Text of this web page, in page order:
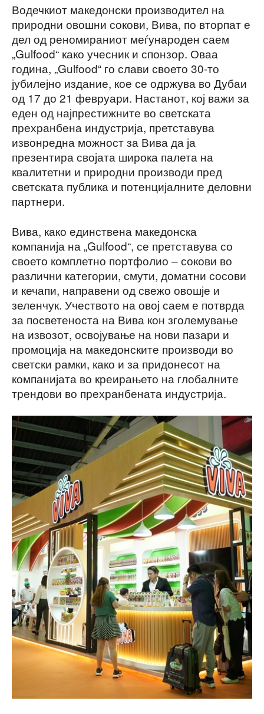
Водечкиот македонски производител на
природни овошни сокови, Вива, по вторпат е
дел од реномираниот меѓународен саем
„Gulfood“ како учесник и спонзор. Оваа
година, „Gulfood“ го слави своето 30-то
јубилејно издание, кое се одржува во Дубаи
од 17 до 21 февруари. Настанот, кој важи за
еден од најпрестижните во светската
прехранбена индустрија, претставува
извонредна можност за Вива да ја
презентира својата широка палета на
квалитетни и природни производи пред
светската публика и потенцијалните деловни
партнери.
Вива, како единствена македонска
компанија на „Gulfood“, се претставува со
своето комплетно портфолио – сокови во
различни категории, смути, доматни сосови
и кечапи, направени од свежо овошје и
зеленчук. Учеството на овој саем е потврда
за посветеноста на Вива кон зголемување
на извозот, освојување на нови пазари и
промоција на македонските производи во
светски рамки, како и за придонесот на
компанијата во креирањето на глобалните
трендови во прехранбената индустрија.